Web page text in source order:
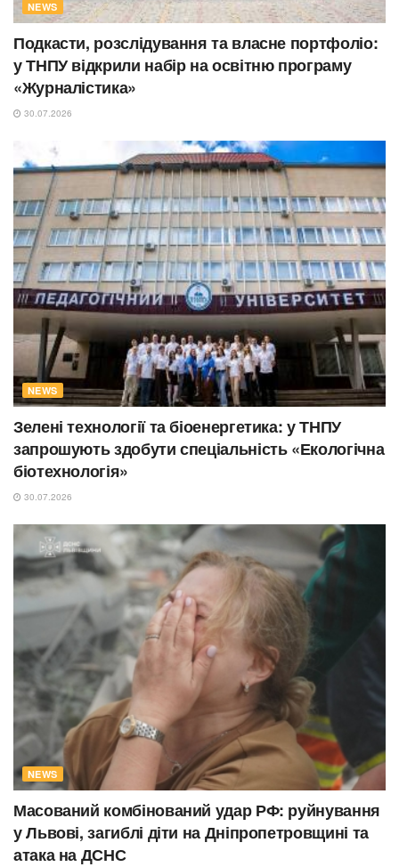
NEWS
Подкасти, розслідування та власне портфоліо:
у ТНПУ відкрили набір на освітню програму
«Журналістика»
30.07.2026
NEWS
Зелені технології та біоенергетика: у ТНПУ
запрошують здобути спеціальність «Екологічна
біотехнологія»
30.07.2026
NEWS
Масований комбінований удар РФ: руйнування
у Львові, загиблі діти на Дніпропетровщині та
атака на ДСНС